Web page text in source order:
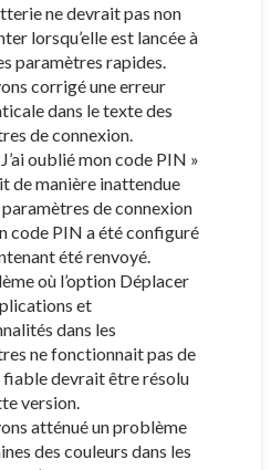
ne devrait pas non
lorsqu’elle est lancée à
paramètres rapides.
corrigé une erreur
dans le texte des
de connexion.
oublié mon code PIN »
de manière inattendue
paramètres de connexion
code PIN a été configuré
été renvoyé.
où l’option Déplacer
et
dans les
ne fonctionnait pas de
fiable devrait être résolu
version.
atténué un problème
des couleurs dans les